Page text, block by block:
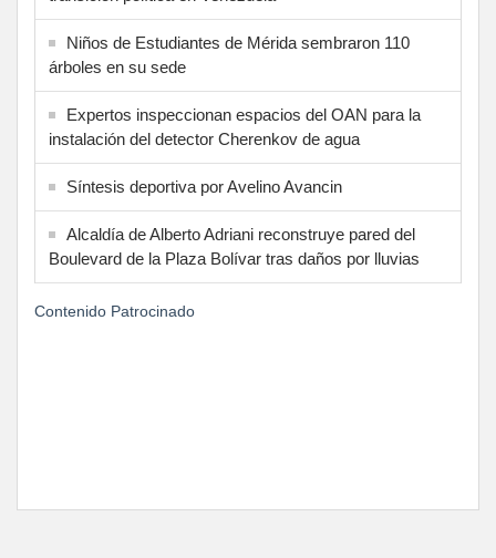
Niños de Estudiantes de Mérida sembraron 110
árboles en su sede
Expertos inspeccionan espacios del OAN para la
instalación del detector Cherenkov de agua
Síntesis deportiva por Avelino Avancin
Alcaldía de Alberto Adriani reconstruye pared del
Boulevard de la Plaza Bolívar tras daños por lluvias
Contenido Patrocinado